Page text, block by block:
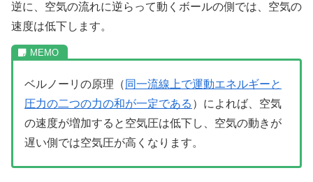
逆に、空気の流れに逆らって動くボールの側では、空気の
速度は低下します。
ベルノーリの原理（ 同一流線上で運動エネルギーと
圧力の二つの力の和が一定である ）によれば、空気
の速度が増加すると空気圧は低下し、空気の動きが
遅い側では空気圧が高くなります。